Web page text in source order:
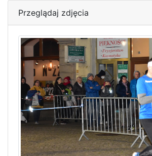
Przeglądaj zdjęcia